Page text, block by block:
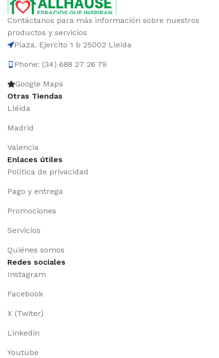
Contáctanos para más información sobre nuestros
productos y servicios
Plaza. Ejercito 1 b 25002 Lleida
Phone: (34) 688 27 26 79
Google Maps
Otras Tiendas
Lléida
Madrid
Valencia
Enlaces útiles
Política de privacidad
Pago y entrega
Promociones
Servicios
Quiénes somos
Redes sociales
Instagram
Facebook
X (Twiter)
Linkedin
Youtube